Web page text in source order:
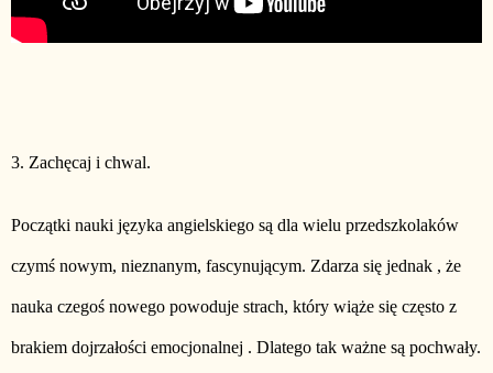
3. Zachęcaj i chwal.
Początki nauki języka angielskiego są dla wielu przedszkolaków
czymś nowym, nieznanym, fascynującym. Zdarza się jednak , że
nauka czegoś nowego powoduje strach, który wiąże się często z
brakiem dojrzałości emocjonalnej . Dlatego tak ważne są pochwały.